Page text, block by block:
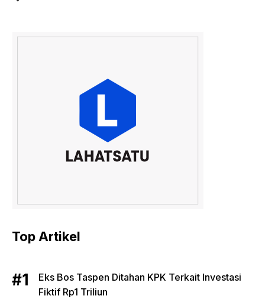
Top Artikel
Eks Bos Taspen Ditahan KPK Terkait Investasi
Fiktif Rp1 Triliun